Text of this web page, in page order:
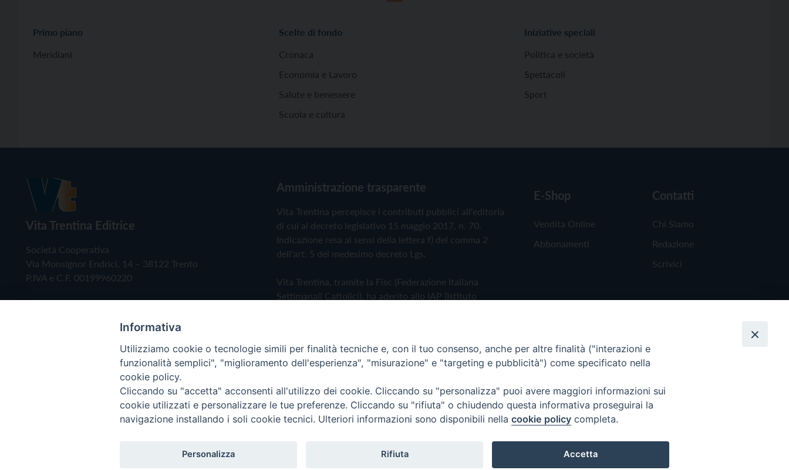
Primo piano
Meridiani
Scelte di fondo
Cronaca
Economia e Lavoro
Salute e benessere
Scuola e cultura
Iniziative speciali
Politica e società
Spettacoli
Sport
Vita Trentina Editrice
Società Cooperativa
Via Monsignor Endrici, 14 – 38122 Trento
P.IVA e C.F. 00199960220
Amministrazione trasparente
Vita Trentina percepisce i contributi pubblici all'editoria
di cui al decreto legislativo 15 maggio 2017, n. 70.
Indicazione resa ai sensi della lettera f) del comma 2
dell'art. 5 del medesimo decreto Lgs.
Vita Trentina, tramite la Fisc (Federazione Italiana
Settimanali Cattolici), ha aderito allo IAP (Istituto
Privacy Policy Cookie Policy
E-Shop
Vendita Online
Abbonamenti
Contatti
Chi Siamo
Redazione
Scrivici
Copyright © 2019 - Tutti i diritti riservati - Vita Trentina Editrice
Informativa
Utilizziamo cookie o tecnologie simili per finalità tecniche e, con il tuo consenso, anche per altre finalità ("interazioni e
funzionalità semplici", "miglioramento dell'esperienza", "misurazione" e "targeting e pubblicità") come specificato nella
cookie policy.
Cliccando su "accetta" acconsenti all'utilizzo dei cookie. Cliccando su "personalizza" puoi avere maggiori informazioni sui
cookie utilizzati e personalizzare le tue preferenze. Cliccando su "rifiuta" o chiudendo questa informativa proseguirai la
navigazione installando i soli cookie tecnici. Ulteriori informazioni sono disponibili nella cookie policy completa.
Personalizza Rifiuta Accetta